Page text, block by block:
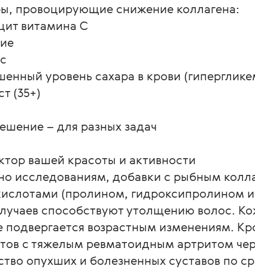
провоцирующие снижение коллагена:
витамина С
уровень сахара в крови
(35+)
– для разных задач
вашей красоты и активности
исследованиям, добавки с рыбным
(пролином, гидроксипролином
способствуют утолщению волос.
возрастным изменениям.
с тяжелым ревматоидным артритом
опухших и болезненных суставов по